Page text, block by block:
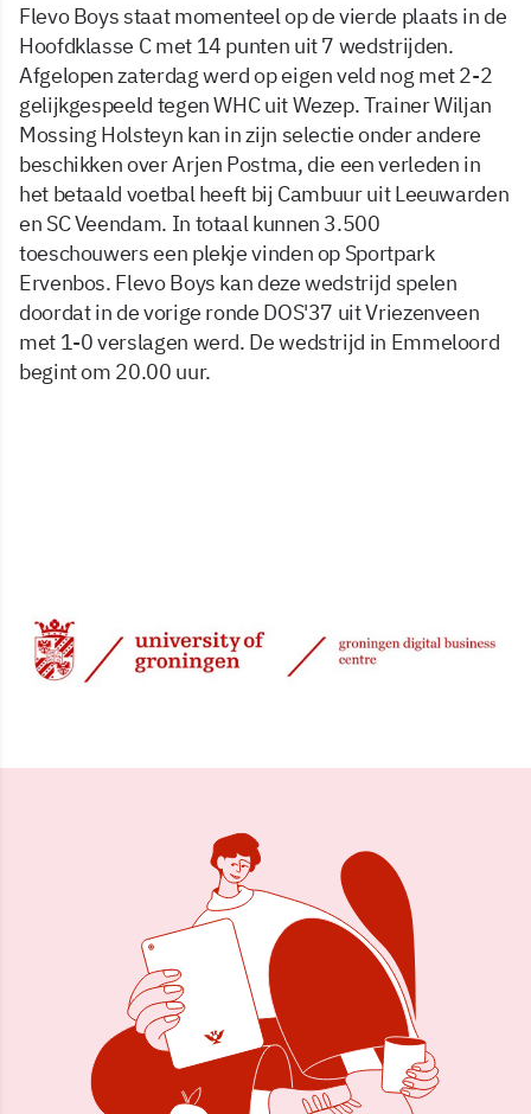
Flevo Boys staat momenteel op de vierde plaats in de
Hoofdklasse C met 14 punten uit 7 wedstrijden.
Afgelopen zaterdag werd op eigen veld nog met 2-2
gelijkgespeeld tegen WHC uit Wezep. Trainer Wiljan
Mossing Holsteyn kan in zijn selectie onder andere
beschikken over Arjen Postma, die een verleden in
het betaald voetbal heeft bij Cambuur uit Leeuwarden
en SC Veendam. In totaal kunnen 3.500
toeschouwers een plekje vinden op Sportpark
Ervenbos. Flevo Boys kan deze wedstrijd spelen
doordat in de vorige ronde DOS'37 uit Vriezenveen
met 1-0 verslagen werd. De wedstrijd in Emmeloord
begint om 20.00 uur.
29 okt 2014, 08:35